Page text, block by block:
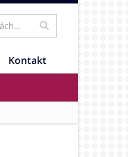
Kontakt